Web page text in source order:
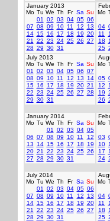
January 2013
Mo Tu We Th Fr Sa Su
01
02 03 04 05 06
07 08 09 10 11 12
13
14 15 16 17 18 19 20
21
22 23 24 25 26 27
28 29 30 31
Mo
04
11
18
25
July 2013
Mo Tu We Th Fr Sa Su
01
02 03 04 05 06 07
08 09 10 11 12 13
14
15 16 17 18 19 20 21
22 23 24 25 26 27 28
29 30 31
Mo
05
12
19
26
January 2014
Mo Tu We Th Fr Sa Su
01
02 03 04 05
06 07 08 09 10 11
12
13
14 15 16 17 18
19
20 21 22 23 24 25 26
27 28 29 30 31
Mo
03
10
17
24
July 2014
Mo Tu We Th Fr Sa Su
01
02 03 04 05 06
07 08 09 10 11 12
13
14 15 16 17 18 19 20
21
22 23 24 25 26 27
28 29 30 31
Mo
04
11
18
25